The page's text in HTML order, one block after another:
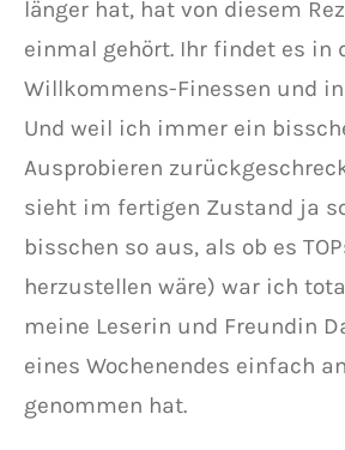
länger hat, hat von diesem
einmal gehört. Ihr findet es in
Willkommens-Finessen und
Und weil ich immer ein
Ausprobieren
sieht im fertigen Zustand ja
bisschen so aus, als ob es
herzustellen wäre) war ich
meine Leserin und Freundin
eines Wochenendes einfach
genommen hat.